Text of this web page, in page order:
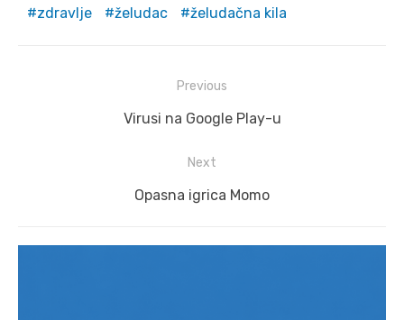
zdravlje
želudac želudačna kila
navigation
Previous
Previous
Virusi na Google Play-u
Next
Next
Opasna igrica Momo